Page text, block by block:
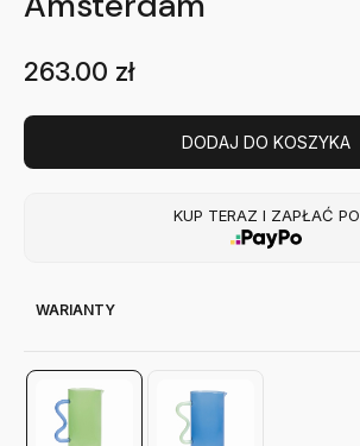
263.00 zł
DODAJ DO KOSZYKA
KUP TERAZ I ZAPŁAĆ PO
WARIANTY